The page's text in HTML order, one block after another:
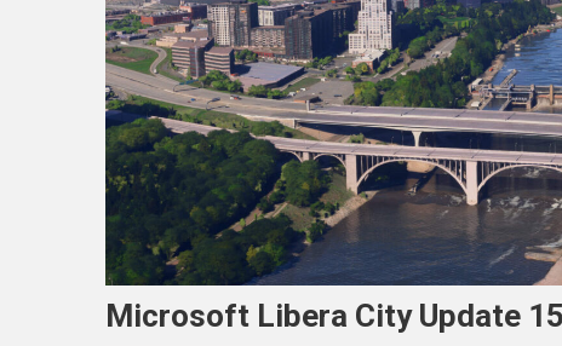
Microsoft Libera City Update